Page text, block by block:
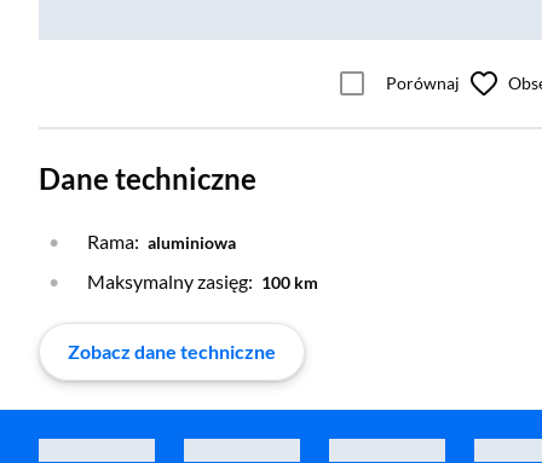
Porównaj
Dane techniczne
Rama: aluminiowa
Maksymalny zasięg: 100 km
Zobacz dane techniczne